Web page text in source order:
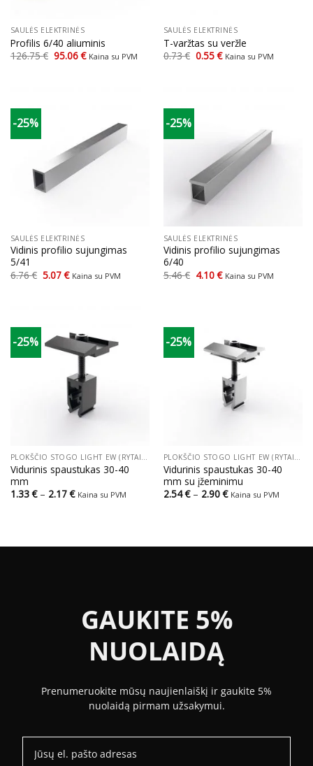
SAULĖS ELEKTRINĖS
Profilis 6/40 aliuminis
126.75€ Original
price
95.06€Current
price
Kaina su PVM
SAULĖS ELEKTRINĖS
T-varžtas su veržle
0.73€ Original
price
0.55€Current
price
Kaina su PVM
-25%
SAULĖS ELEKTRINĖS
Vidinis profilio sujungimas
5/41
6.76€ Original
price
5.07€Current
price
Kaina su PVM
-25%
SAULĖS ELEKTRINĖS
Vidinis profilio sujungimas
6/40
5.46€ Original
price
4.10€Current
price
Kaina su PVM
-25%
PLOKŠČIO STOGO LIGHT EW (RYTAI VAKARAI) STOGO SISTEMOS
Vidurinis spaustukas 30-40
mm
1.33€ – 2.17€Price
Kaina su PVM
-25%
PLOKŠČIO STOGO LIGHT EW (RYTAI VAKARAI) STOGO SISTEMOS
Vidurinis spaustukas 30-40
mm su įžeminimu
2.54€ – 2.90€Price
Kaina su PVM
GAUKITE 5%
NUOLAIDĄ
Prenumeruokite mūsų naujienlaiškį ir gaukite 5%
nuolaidą pirmam užsakymui.